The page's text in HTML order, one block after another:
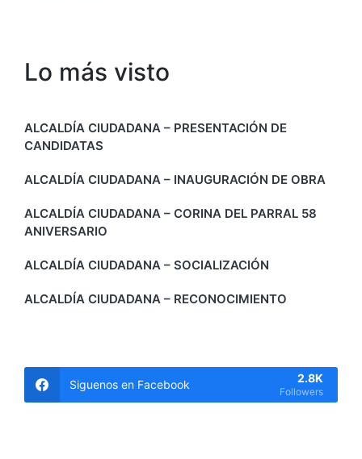
Lo más visto
ALCALDÍA CIUDADANA – PRESENTACIÓN DE
CANDIDATAS
ALCALDÍA CIUDADANA – INAUGURACIÓN DE OBRA
ALCALDÍA CIUDADANA – CORINA DEL PARRAL 58
ANIVERSARIO
ALCALDÍA CIUDADANA – SOCIALIZACIÓN
ALCALDÍA CIUDADANA – RECONOCIMIENTO
Siguenos en Facebook 2.8K
Followers